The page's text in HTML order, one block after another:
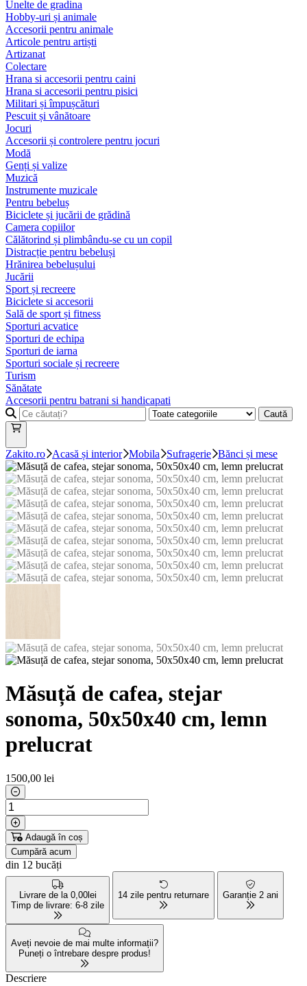
Unelte de gradina
Hobby-uri și animale
Accesorii pentru animale
Articole pentru artiști
Artizanat
Colectare
Hrana si accesorii pentru caini
Hrana si accesorii pentru pisici
Militari și împușcături
Pescuit și vânătoare
Jocuri
Accesorii și controlere pentru jocuri
Modă
Genți și valize
Muzică
Instrumente muzicale
Pentru bebeluș
Biciclete și jucării de grădină
Camera copiilor
Călătorind și plimbându-se cu un copil
Distracție pentru bebeluși
Hrănirea bebelușului
Jucării
Sport și recreere
Biciclete si accesorii
Sală de sport și fitness
Sporturi acvatice
Sporturi de echipa
Sporturi de iarna
Sporturi sociale și recreere
Turism
Sănătate
Accesorii pentru batrani si handicapati
Caută
Zakito.ro Acasă și interior Mobila Sufragerie Bănci și mese
Măsuță de cafea, stejar
sonoma, 50x50x40 cm, lemn
prelucrat
1500,00 lei
Adaugă în coș
Cumpără acum
din 12 bucăți
Livrare de la 0,00lei
Timp de livrare: 6-8 zile
14 zile pentru returnare Garanție 2 ani
Aveți nevoie de mai multe informații?
Puneți o întrebare despre produs!
Descriere